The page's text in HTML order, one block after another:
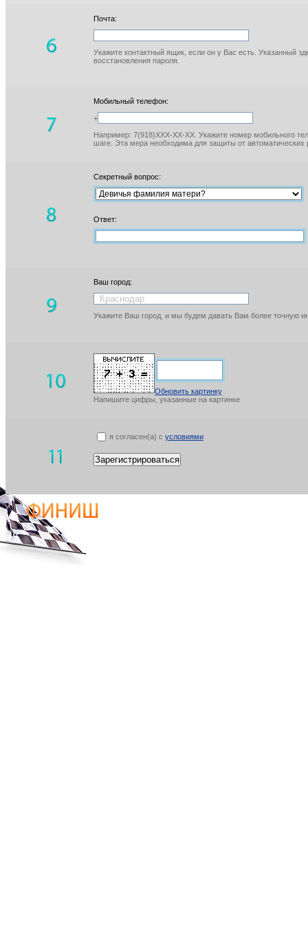
Почта:
Укажите контактный ящик, если он у Вас есть. Указанный
восстановления пароля.
Мобильный телефон:
+
Например: 7(918)XXX-XX-XX. Укажите номер мобильного
шаге. Эта мера необходима для защиты от автоматических
Секретный вопрос:
Ответ:
Ваш город:
Укажите Ваш город, и мы будем давать Вам более точную
Обновить картинку
Напишите цифры, указанные на картинке
я согласен(а) с условиями
Зарегистрироваться